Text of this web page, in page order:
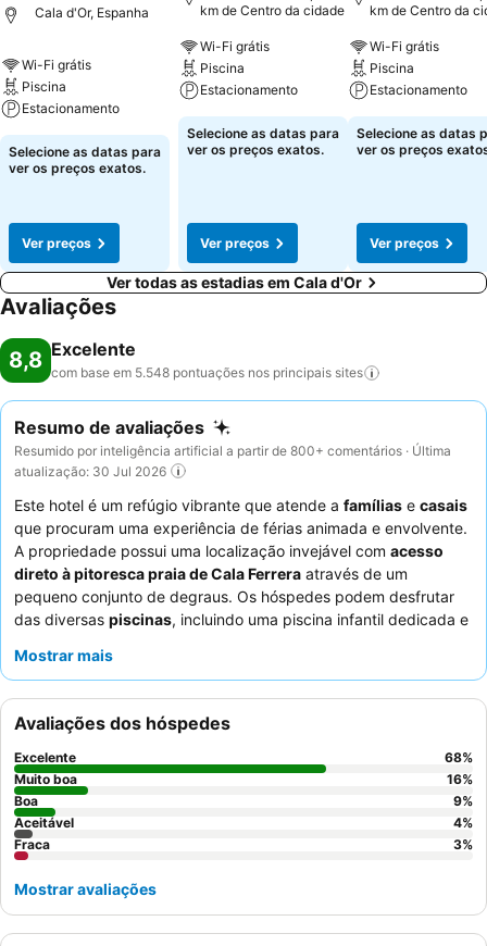
Cala d'Or, Espanha
Wi-Fi grátis
Piscina
Estacionamento
Selecione as datas para
ver os preços exatos.
Ver preços
km de Centro da cidade
Wi-Fi grátis
Piscina
Estacionamento
Selecione as datas para
ver os preços exatos.
Ver preços
km de Centro da
Wi-Fi grátis
Piscina
Estacionamento
Selecione as datas
ver os preços
Ver preços
Ver todas as estadias em Cala d'Or
Avaliações
8,8 Excelente
com base em 5.548 pontuações nos principais sites
Resumo de avaliações
Resumido por inteligência artificial a partir de 800+ comentários · Última
atualização: 30 Jul 2026
Este hotel é um refúgio vibrante que atende a famílias e casais
que procuram uma experiência de férias animada e envolvente.
A propriedade possui uma localização invejável com acesso
direto à pitoresca praia de Cala Ferrera através de um
pequeno conjunto de degraus. Os hóspedes podem desfrutar
das diversas piscinas, incluindo uma piscina infantil dedicada e
simpatia excecional do
muitos elogios. Para as melhores vistas e uma estadia mais
relaxante, considere solicitar um quarto num andar superior ou
com vista para o jardim.
Mostrar mais
Avaliações dos hóspedes
Excelente 68%
Muito boa
16%
Boa
9%
Aceitável
4%
Fraca
3%
Mostrar avaliações